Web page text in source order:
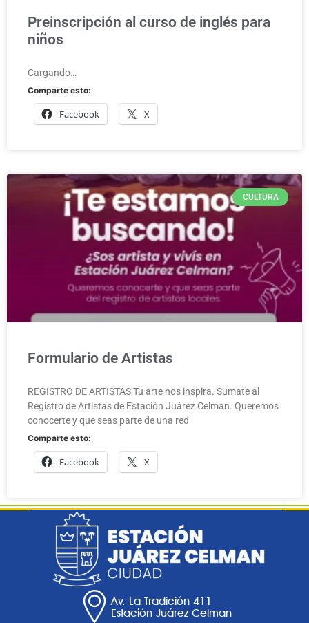
Preinscripción al curso de inglés para
niños
Cargando…
Comparte esto:
Facebook X
CULTURA
Formulario de Artistas
REGISTRO DE ARTISTAS Tu arte nos inspira. Sumate al
Registro de Artistas de Estación Juárez Celman. Queremos
conocerte y que seas parte de una red
Comparte esto:
Facebook X
Av. La Tradición 411
Estación Juárez Celman